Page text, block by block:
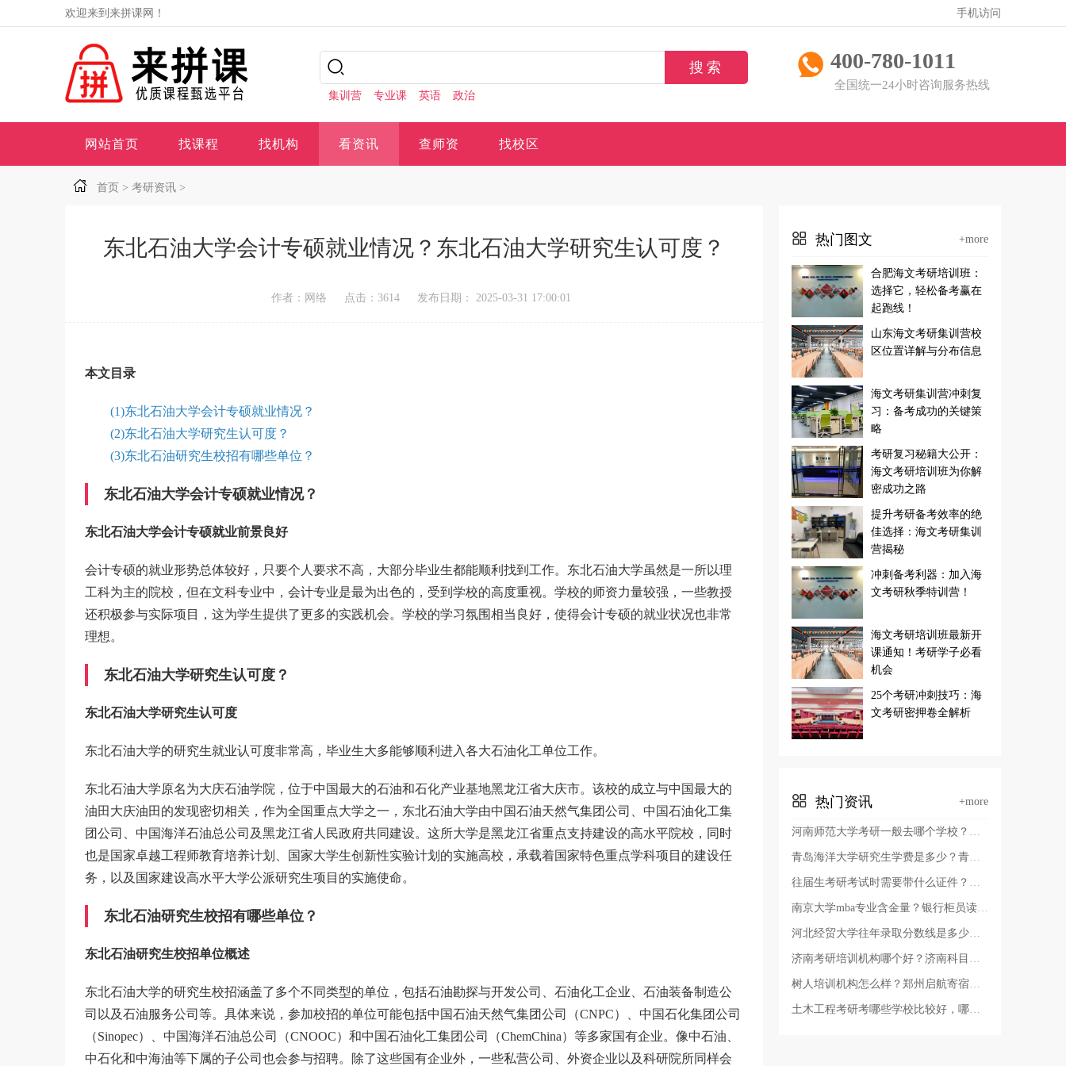
欢迎来到来拼课网！ 手机访问
集训营 专业课 英语 政治
400-780-1011
全国统一24小时咨询服务热线
网站首页 找课程 找机构 看资讯 查师资 找校区
首页 > 考研资讯 >
东北石油大学会计专硕就业情况？东北石油大学研究生认可度？
作者：网络 点击：3614 发布日期： 2025-03-31 17:00:01
本文目录
(1)东北石油大学会计专硕就业情况？
(2)东北石油大学研究生认可度？
(3)东北石油研究生校招有哪些单位？
东北石油大学会计专硕就业情况？
东北石油大学会计专硕就业前景良好
会计专硕的就业形势总体较好，只要个人要求不高，大部分毕业生都能顺利找到工作。东北石油大学虽然是一所以理
工科为主的院校，但在文科专业中，会计专业是最为出色的，受到学校的高度重视。学校的师资力量较强，一些教授
还积极参与实际项目，这为学生提供了更多的实践机会。学校的学习氛围相当良好，使得会计专硕的就业状况也非常
理想。
东北石油大学研究生认可度？
东北石油大学研究生认可度
东北石油大学的研究生就业认可度非常高，毕业生大多能够顺利进入各大石油化工单位工作。
东北石油大学原名为大庆石油学院，位于中国最大的石油和石化产业基地黑龙江省大庆市。该校的成立与中国最大的
油田大庆油田的发现密切相关，作为全国重点大学之一，东北石油大学由中国石油天然气集团公司、中国石油化工集
团公司、中国海洋石油总公司及黑龙江省人民政府共同建设。这所大学是黑龙江省重点支持建设的高水平院校，同时
也是国家卓越工程师教育培养计划、国家大学生创新性实验计划的实施高校，承载着国家特色重点学科项目的建设任
务，以及国家建设高水平大学公派研究生项目的实施使命。
东北石油研究生校招有哪些单位？
东北石油研究生校招单位概述
东北石油大学的研究生校招涵盖了多个不同类型的单位，包括石油勘探与开发公司、石油化工企业、石油装备制造公
司以及石油服务公司等。具体来说，参加校招的单位可能包括中国石油天然气集团公司（CNPC）、中国石化集团公司
（Sinopec）、中国海洋石油总公司（CNOOC）和中国石油化工集团公司（ChemChina）等多家国有企业。像中石油、
中石化和中海油等下属的子公司也会参与招聘。除了这些国有企业外，一些私营公司、外资企业以及科研院所同样会
热门图文 +more
合肥海文考研培训班：
选择它，轻松备考赢在
起跑线！
山东海文考研集训营校
区位置详解与分布信息
海文考研集训营冲刺复
习：备考成功的关键策
略
考研复习秘籍大公开：
海文考研培训班为你解
密成功之路
提升考研备考效率的绝
佳选择：海文考研集训
营揭秘
冲刺备考利器：加入海
文考研秋季特训营！
海文考研培训班最新开
课通知！考研学子必看
机会
25个考研冲刺技巧：海
文考研密押卷全解析
热门资讯 +more
河南师范大学考研一般去哪个学校？河南师范大学有几个校区及校区地址，哪个校区最好？
青岛海洋大学研究生学费是多少？青岛考研哪个学校容易考上？
往届生考研考试时需要带什么证件？考研报名证件照要求？
南京大学mba专业含金量？银行柜员读非全日制硕士有用吗？
河北经贸大学往年录取分数线是多少？河北经贸大学审计专硕好考吗
济南考研培训机构哪个好？济南科目二考试费用？
树人培训机构怎么样？郑州启航寄宿考研辅导班多少费用？
土木工程考研考哪些学校比较好，哪些学校的土木工程教育质量高？辽宁省土木工程考研学校排名？